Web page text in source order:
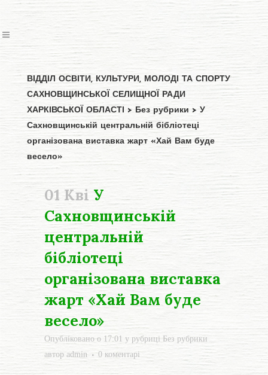
ВІДДІЛ ОСВІТИ, КУЛЬТУРИ, МОЛОДІ ТА СПОРТУ
САХНОВЩИНСЬКОЇ СЕЛИЩНОЇ РАДИ
ХАРКІВСЬКОЇ ОБЛАСТІ > Без рубрики > У
Сахновщинській центральній бібліотеці
організована виставка жарт «Хай Вам буде
весело»
01 Кві У
Сахновщинській
центральній
бібліотеці
організована виставка
жарт «Хай Вам буде
весело»
Опубліковано о 17:01 у рубриці Без рубрики
автор admin 0 коментарі